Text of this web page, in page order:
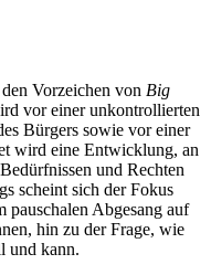
Vorzeichen von Big
vor einer unkontrollierten
Bürgers sowie vor einer
wird eine Entwicklung, an
und Rechten
scheint sich der Fokus
pauschalen Abgesang auf
hin zu der Frage, wie
und kann.